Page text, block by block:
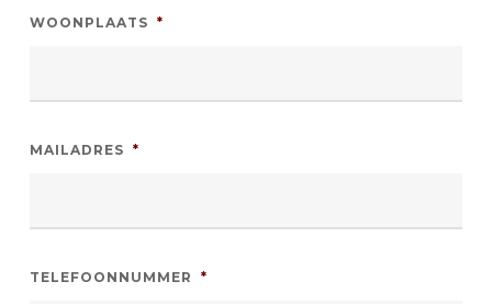
WOONPLAATS *
MAILADRES *
TELEFOONNUMMER *